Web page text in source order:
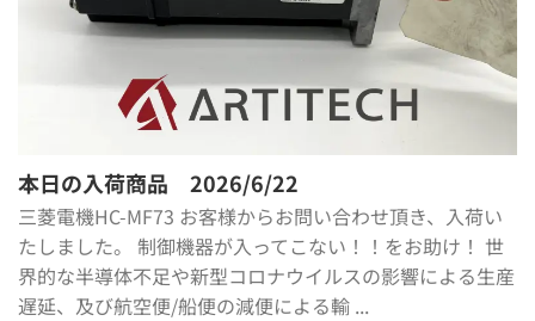
本日の入荷商品 2026/6/22
三菱電機HC-MF73 お客様からお問い合わせ頂き、入荷い
たしました。 制御機器が入ってこない！！をお助け！ 世
界的な半導体不足や新型コロナウイルスの影響による生産
遅延、及び航空便/船便の減便による輸 ...